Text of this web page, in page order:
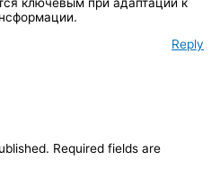
Reply
Required fields are